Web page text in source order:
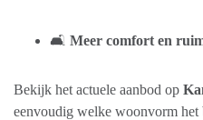
🛋️ Meer comfort en
Bekijk het actuele aanbod op
eenvoudig welke woonvorm